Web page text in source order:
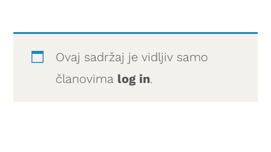
Ovaj sadržaj je vidljiv samo
članovima log in.